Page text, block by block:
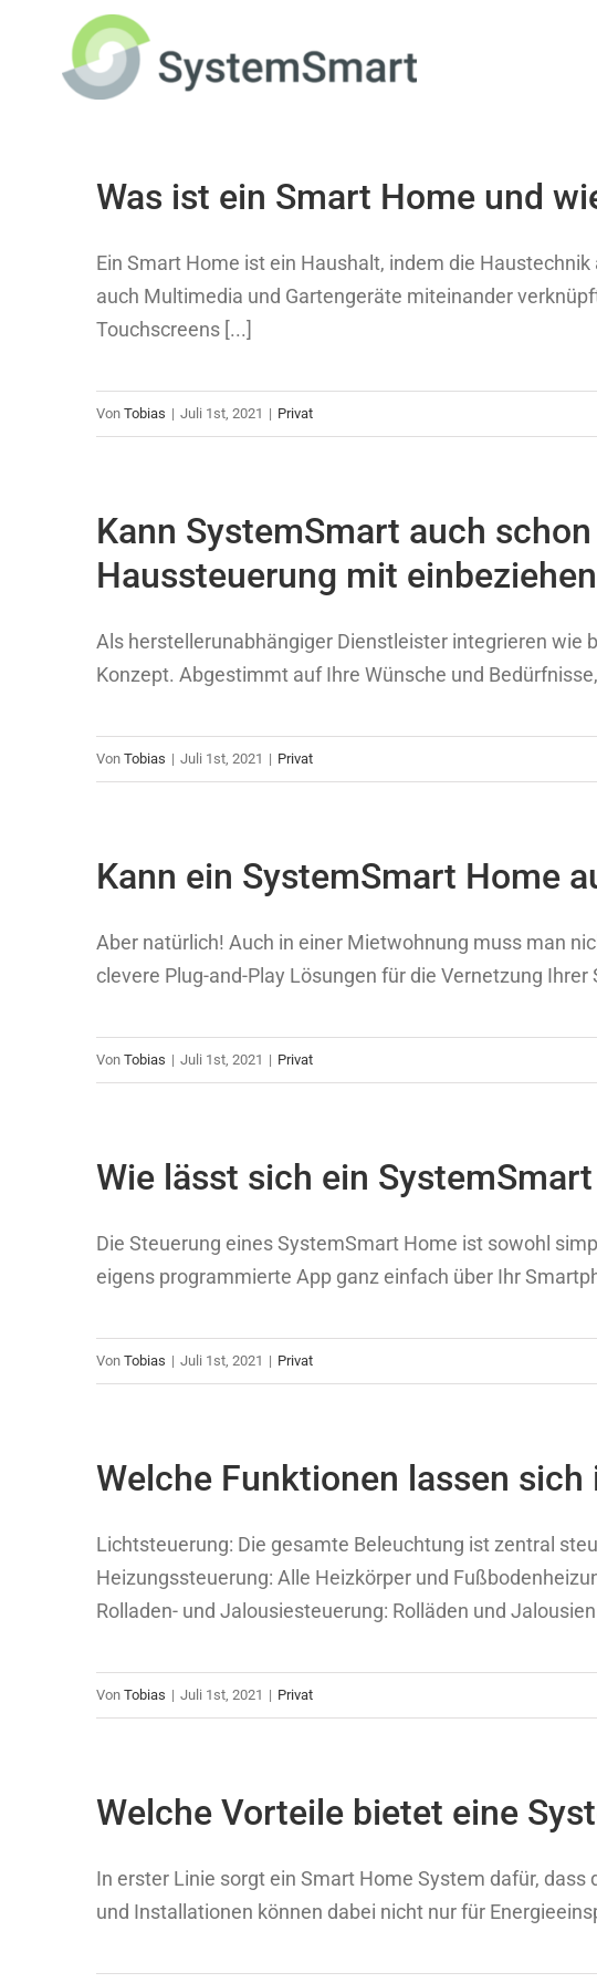
springen
Was ist ein Smart Home und
Ein Smart Home ist ein Haushalt, indem die
auch Multimedia und Gartengeräte miteinander
Touchscreens [...]
Von Tobias | Juli 1st, 2021 | Privat
Kann SystemSmart auch
Haussteuerung mit
Als herstellerunabhängiger Dienstleister integrieren wie
Konzept. Abgestimmt auf Ihre Wünsche und
Von Tobias | Juli 1st, 2021 | Privat
Kann ein SystemSmart Home
Aber natürlich! Auch in einer Mietwohnung muss man
clevere Plug-and-Play Lösungen für die Vernetzung
Von Tobias | Juli 1st, 2021 | Privat
Wie lässt sich ein
Die Steuerung eines SystemSmart Home ist sowohl
eigens programmierte App ganz einfach über Ihr
Von Tobias | Juli 1st, 2021 | Privat
Welche Funktionen lassen
Lichtsteuerung: Die gesamte Beleuchtung ist zentral
Heizungssteuerung: Alle Heizkörper und
Rolladen- und Jalousiesteuerung: Rolläden und Jalousien
Von Tobias | Juli 1st, 2021 | Privat
Welche Vorteile bietet eine
In erster Linie sorgt ein Smart Home System dafür,
und Installationen können dabei nicht nur für